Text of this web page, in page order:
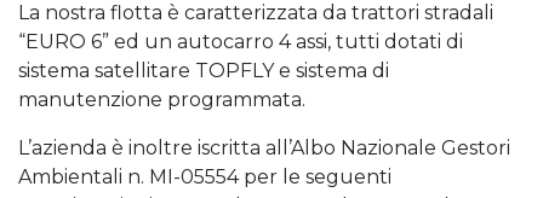
La nostra flotta è caratterizzata da trattori stradali
“EURO 6” ed un autocarro 4 assi, tutti dotati di
sistema satellitare TOPFLY e sistema di
manutenzione programmata.
L’azienda è inoltre iscritta all’Albo Nazionale Gestori
Ambientali n. MI-05554 per le seguenti